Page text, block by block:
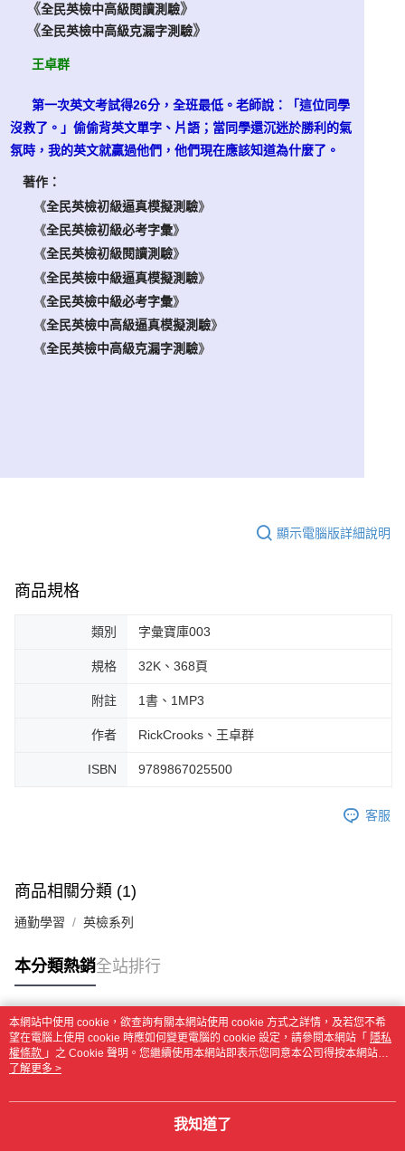
《全民英檢中高級閱讀測驗》
《全民英檢中高級克漏字測驗》
王卓群
第一次英文考試得26分，全班最低。 老師說：「這位同學
沒救了。」偷偷背英文單字、片語；當同學還沉迷於勝利的氣
氛時，我的英文就贏過他們，他們現在應該知道為什麼了。
著作：
《全民英檢初級逼真模擬測驗》
《全民英檢初級必考字彙》
《全民英檢初級閱讀測驗》
《全民英檢中級逼真模擬測驗》
《全民英檢中級必考字彙》
《全民英檢中高級逼真模擬測驗》
《全民英檢中高級克漏字測驗》
顯示電腦版詳細說明
商品規格
類別 字彙寶庫003
規格 32K、368頁
附註 1書、1MP3
作者 RickCrooks、王卓群
ISBN 9789867025500
客服
商品相關分類 (1)
通勤學習 英檢系列
本分類熱銷全站排行
熱門標籤
本網站中使用 cookie，欲查詢有關本網站使用 cookie 方式之詳情，及若您不希
望在電腦上使用 cookie 時應如何變更電腦的 cookie 設定，請參閱本網站「 隱私
權條款 」之 Cookie 聲明。您繼續使用本網站即表示您同意本公司得按本網站使
用條款之 Cookie 聲明使用 cookie。
了解更多 >
我知道了